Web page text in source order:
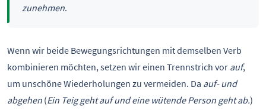
zunehmen.
Wenn wir beide Bewegungsrichtungen mit demselben Verb
kombinieren möchten, setzen wir einen Trennstrich vor auf,
um unschöne Wiederholungen zu vermeiden. Da auf- und
abgehen (Ein Teig geht auf und eine wütende Person geht ab.)